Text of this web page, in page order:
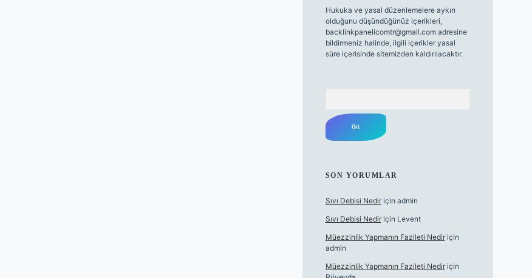
Hukuka ve yasal düzenlemelere aykırı
olduğunu düşündüğünüz içerikleri,
backlinkpanelicomtr@gmail.comadresine
bildirmeniz halinde, ilgili içerikler yasal
süre içerisinde sitemizden kaldırılacaktır.
SON YORUMLAR
Sıvı Debisi Nediriçin admin
Sıvı Debisi Nediriçin Levent
Müezzinlik Yapmanın Fazileti Nediriçin
admin
Müezzinlik Yapmanın Fazileti Nediriçin